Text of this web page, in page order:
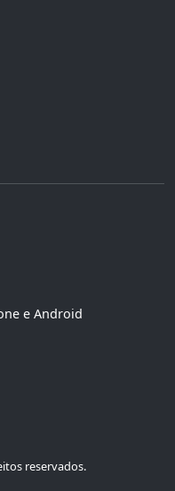
e Android
reservados.